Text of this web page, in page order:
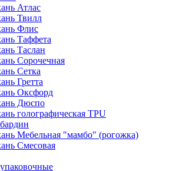
Атлас
Твилл
Флис
Таффета
Таслан
Сорочечная
Сетка
Гретта
Оксфорд
Дюспо
голографическая TPU
Мебельная "мамбо" (рогожка)
Смесовая